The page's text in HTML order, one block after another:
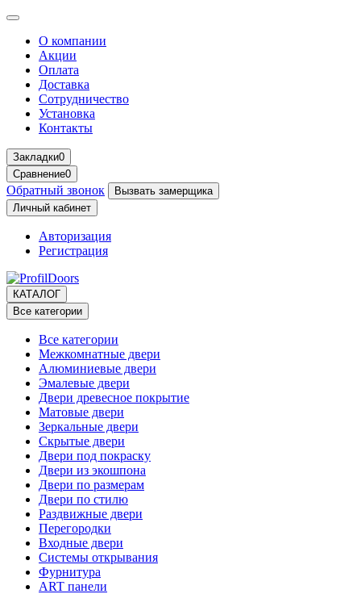
О компании
Акции
Оплата
Доставка
Сотрудничество
Установка
Контакты
Закладки0
Сравнение0
Обратный звонок
Вызвать замерщика
Личный кабинет
Авторизация
Регистрация
КАТАЛОГ
Все категории
Все категории
Межкомнатные двери
Алюминиевые двери
Эмалевые двери
Двери древесное покрытие
Матовые двери
Зеркальные двери
Скрытые двери
Двери под покраску
Двери из экошпона
Двери по размерам
Двери по стилю
Раздвижные двери
Перегородки
Входные двери
Системы открывания
Фурнитура
ART панели